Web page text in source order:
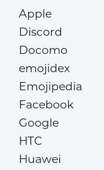
Apple
Discord
Docomo
emojidex
Emojipedia
Facebook
Google
HTC
Huawei